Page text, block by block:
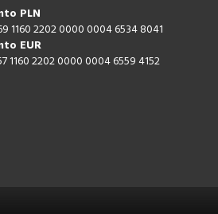
PLN
1160 2202 0000 0004 6534 8041
EUR
1160 2202 0000 0004 6559 4152